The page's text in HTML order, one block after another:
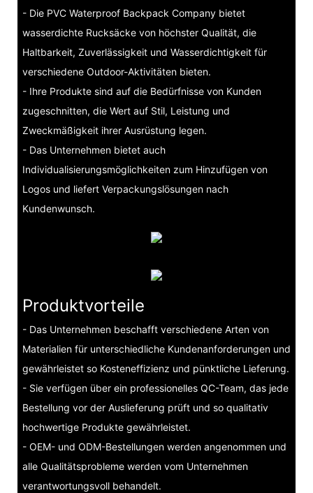
- Die PVC Waterproof Backpack Company bietet
wasserdichte Rucksäcke von höchster Qualität, die
Haltbarkeit, Zuverlässigkeit und Wasserdichtigkeit für
verschiedene Outdoor-Aktivitäten bieten.
- Ihre Produkte sind auf die Bedürfnisse von Kunden
zugeschnitten, die Wert auf Stil, Leistung und
Zweckmäßigkeit ihrer Ausrüstung legen.
- Das Unternehmen bietet auch
Individualisierungsmöglichkeiten zum Hinzufügen von
Logos und liefert Verpackungslösungen nach
Kundenwunsch.
Produktvorteile
- Das Unternehmen beschafft verschiedene Arten von
Materialien für unterschiedliche Kundenanforderungen und
gewährleistet so Kosteneffizienz und pünktliche Lieferung.
- Sie verfügen über ein professionelles QC-Team, das jede
Bestellung vor der Auslieferung prüft und so qualitativ
hochwertige Produkte gewährleistet.
- OEM- und ODM-Bestellungen werden angenommen und
alle Qualitätsprobleme werden vom Unternehmen
verantwortungsvoll behandelt.